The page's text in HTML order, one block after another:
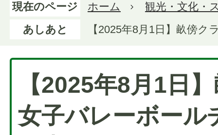
現在のページ ホーム
観光・文化・
あしあと
【2025年8月1日】畝傍
【2025年8月1日
女子バレーボール